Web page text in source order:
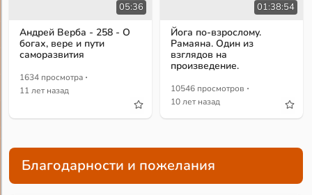
05:36
Андрей Верба - 258 - О
богах, вере и пути
саморазвития
1634 просмотра ·
11 лет назад
01:38:54
Йога по-взрослому.
Рамаяна. Один из
взглядов на
произведение.
10546 просмотров ·
10 лет назад
Благодарности и пожелания